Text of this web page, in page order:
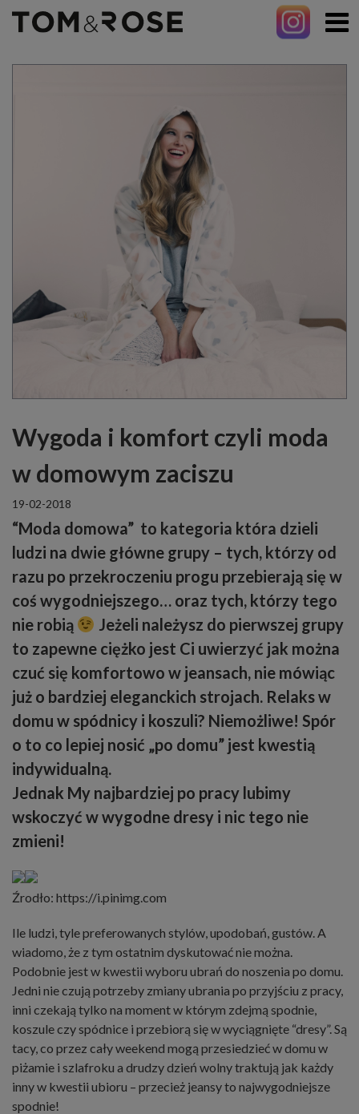
Wygoda i komfort czyli moda
w domowym zaciszu
19-02-2018
“Moda domowa” to kategoria która dzieli
ludzi na dwie główne grupy – tych, którzy od
razu po przekroczeniu progu przebierają się w
coś wygodniejszego… oraz tych, którzy tego
nie robią
Jeżeli należysz do pierwszej grupy
to zapewne ciężko jest Ci uwierzyć jak można
czuć się komfortowo w jeansach, nie mówiąc
już o bardziej eleganckich strojach. Relaks w
domu w spódnicy i koszuli? Niemożliwe! Spór
o to co lepiej nosić „po domu” jest kwestią
indywidualną.
Jednak My najbardziej po pracy lubimy
wskoczyć w wygodne dresy i nic tego nie
zmieni!
Źrodło: https://i.pinimg.com
Ile ludzi, tyle preferowanych stylów, upodobań, gustów. A
wiadomo, że z tym ostatnim dyskutować nie można.
Podobnie jest w kwestii wyboru ubrań do noszenia po domu.
Jedni nie czują potrzeby zmiany ubrania po przyjściu z pracy,
inni czekają tylko na moment w którym zdejmą spodnie,
koszule czy spódnice i przebiorą się w wyciągnięte “dresy”. Są
tacy, co przez cały weekend mogą przesiedzieć w domu w
piżamie i szlafroku a drudzy dzień wolny traktują jak każdy
inny w kwestii ubioru – przecież jeansy to najwygodniejsze
spodnie!